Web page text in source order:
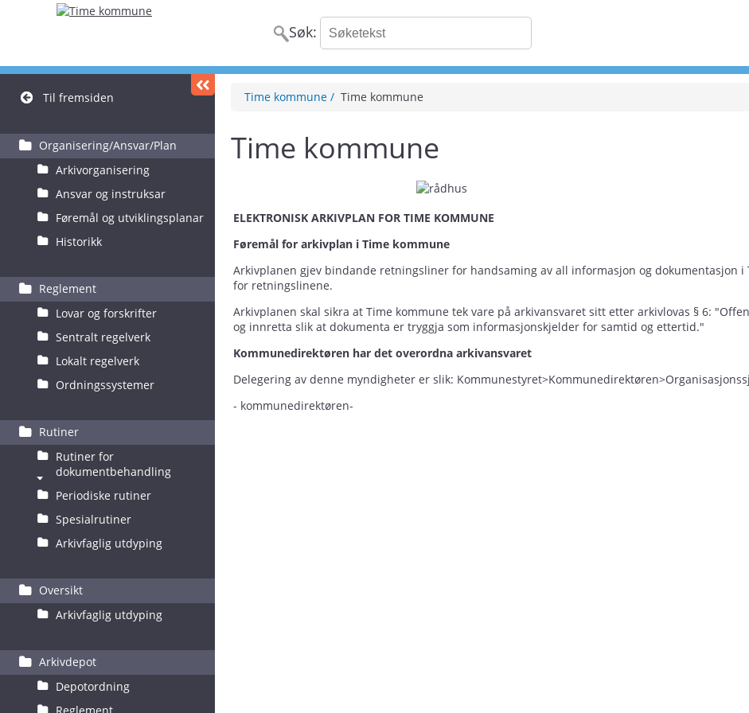
Søk:
Til fremsiden
Organisering/Ansvar/Plan
Arkivorganisering
Ansvar og instruksar
Føremål og utviklingsplanar
Historikk
Reglement
Lovar og forskrifter
Sentralt regelverk
Lokalt regelverk
Ordningssystemer
Rutiner
Rutiner for
dokumentbehandling
Periodiske rutiner
Spesialrutiner
Arkivfaglig utdyping
Oversikt
Arkivfaglig utdyping
Arkivdepot
Depotordning
Time kommune Time kommune
Time kommune
ELEKTRONISK ARKIVPLAN FOR TIME KOMMUNE
Føremål for arkivplan i Time kommune
Arkivplanen gjev bindande retningsliner for handsaming av all informasjon og dokumentasjon
for retningslinene.
Arkivplanen skal sikra at Time kommune tek vare på arkivansvaret sitt etter arkivlovas § 6:
og innretta slik at dokumenta er tryggja som informasjonskjelder for samtid og ettertid."
Kommunedirektøren har det overordna arkivansvaret
Delegering av denne myndigheter er slik:
- kommunedirektøren-